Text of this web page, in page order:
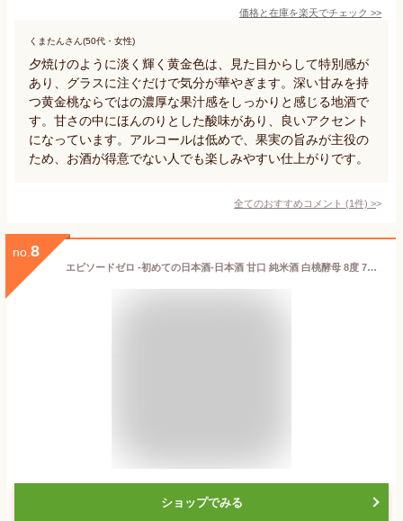
価格と在庫を楽天でチェック >>
くまたんさん(50代・女性)
夕焼けのように淡く輝く黄金色は、見た目からして特別感が
あり、グラスに注ぐだけで気分が華やぎます。深い甘みを持
つ黄金桃ならではの濃厚な果汁感をしっかりと感じる地酒で
す。甘さの中にほんのりとした酸味があり、良いアクセント
になっています。アルコールは低めで、果実の旨みが主役の
ため、お酒が得意でない人でも楽しみやすい仕上がりです。
全てのおすすめコメント (1件) >
no. 8
エピソードゼロ -初めての日本酒-日本酒 甘口 純米酒 白桃酵母 8度 720ml 岡山県 嘉美心酒造 清酒 マイナス3℃保管Episode ZERO ～Hajimeteno J.sake～
ショップでみる